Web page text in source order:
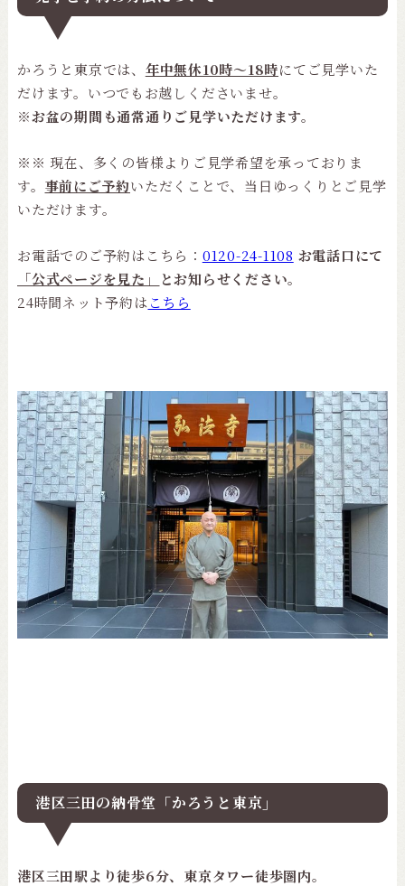
かろうと東京では、 年中無休10時〜18時にてご見学いた
だけます。いつでもお越しくださいませ。
※お盆の期間も通常通りご見学いただけます。
※※ 現在、多くの皆様よりご見学希望を承っておりま
す。 事前にご予約いただくことで、当日ゆっくりとご見学
いただけます。
お電話でのご予約はこちら： 0120-24-1108 お電話口にて
「公式ページを見た」
とお知らせください。
24時間ネット予約はこちら
港区三田の納骨堂「かろうと東京」
港区三田駅より徒歩6分、東京タワー徒歩圏内。